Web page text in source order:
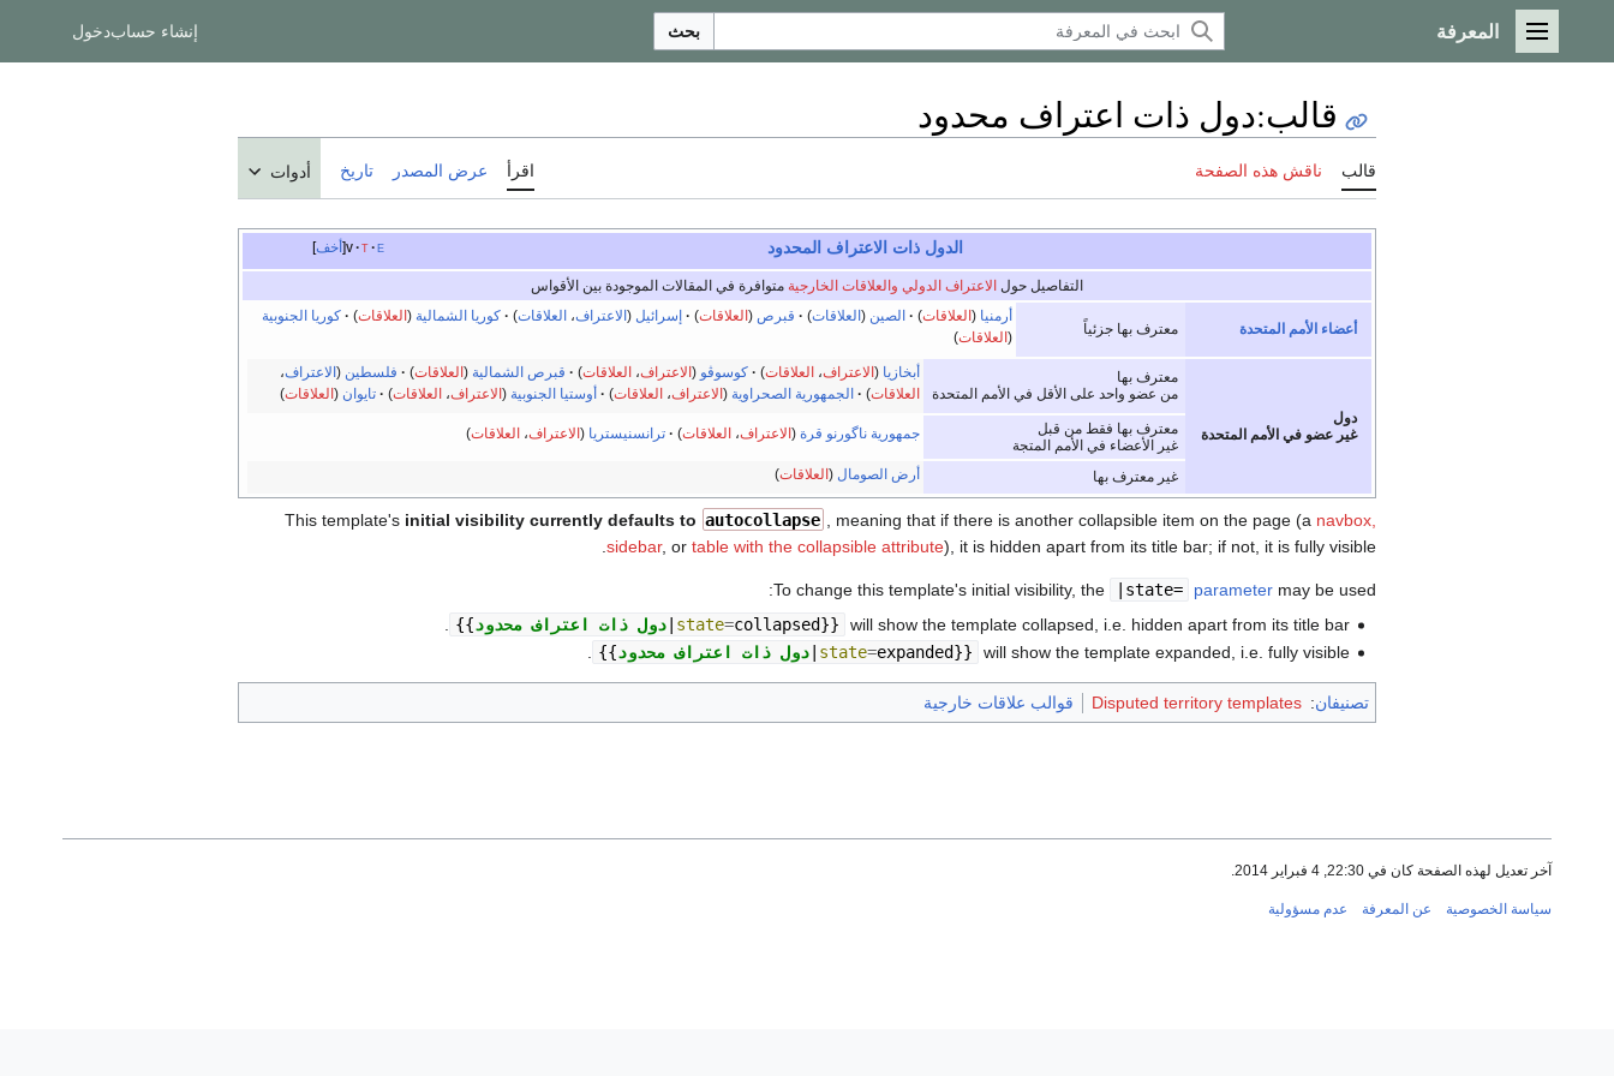
القائمة الرئيسية
المعرفة بحث إنشاء حسابدخول
قالب:دول ذات اعتراف محدود
قالب ناقش هذه الصفحة اقرأ عرض المصدر تاريخ أدوات
أخف v t e الدول ذات الاعتراف المحدود
التفاصيل حول الاعتراف الدولي والعلاقات الخارجية متوافرة في المقالات الموجودة بين الأقواس
أعضاء الأمم المتحدة معترف بها جزئياً
أرمنيا (العلاقات) الصين (العلاقات) قبرص (العلاقات) إسرائيل (الاعتراف،العلاقات) كوريا الشمالية (العلاقات)
كوريا الجنوبية
(العلاقات)
دول
غير عضو في الأمم المتحدة
معترف بها
من عضو واحد على الأقل في الأمم المتحدة
أبخازيا (الاعتراف،العلاقات) كوسوڤو (الاعتراف،العلاقات) قبرص الشمالية (العلاقات) فلسطين (الاعتراف،
العلاقات) الجمهورية الصحراوية (الاعتراف،العلاقات) أوستيا الجنوبية (الاعتراف،العلاقات) تايوان (العلاقات)
معترف بها فقط من قبل
غير الأعضاء في الأمم المتجة
جمهورية ناگورنو قرة (الاعتراف،العلاقات) ترانسنيستريا (الاعتراف،العلاقات)
غير معترف بها أرض الصومال (العلاقات)
This template's initial visibility currently defaults to autocollapse , meaning that if there is another collapsible item on the page (a navbox,
sidebar, or table with the collapsible attribute), it is hidden apart from its title bar; if not, it is fully visible.
To change this template's initial visibility, the |state= parameter may be used:
{{دول ذات اعتراف محدود| state=collapsed}}
will show the template collapsed, i.e. hidden apart from its title bar.
{{دول ذات اعتراف محدود| state=expanded}} will show the template expanded, i.e. fully visible.
تصنيفان:
Disputed territory templates قوالب علاقات خارجية
آخر تعديل لهذه الصفحة كان في 22:30, 4 فبراير 2014.
سياسة الخصوصية عن المعرفة عدم مسؤولية